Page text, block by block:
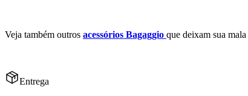
Veja também outros acessórios Bagaggio que deixam sua
Entrega